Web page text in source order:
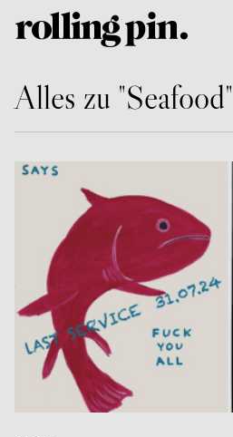
Alles zu "Seafood"